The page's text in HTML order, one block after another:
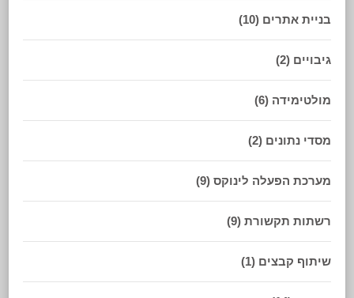
בניית אתרים (10)
גיבויים (2)
מולטימידה (6)
מסדי נתונים (2)
מערכת הפעלה לינוקס (9)
רשתות תקשורת (9)
שיתוף קבצים (1)